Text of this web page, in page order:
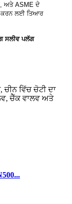
ਅਤੇ ASME ਦੇ
ਕਰਨ ਲਈ ਤਿਆਰ
ਸਲੀਵ ਪਲੱਗ
ਵਿੱਚ ਚੋਟੀ ਦਾ
ਚੈੱਕ ਵਾਲਵ ਅਤੇ